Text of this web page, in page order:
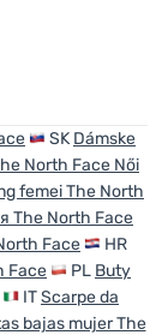
SK Dámske
North Face Női
femei The North
The North Face
Face
HR
Face
PL Buty
ITScarpe da
bajas mujer The